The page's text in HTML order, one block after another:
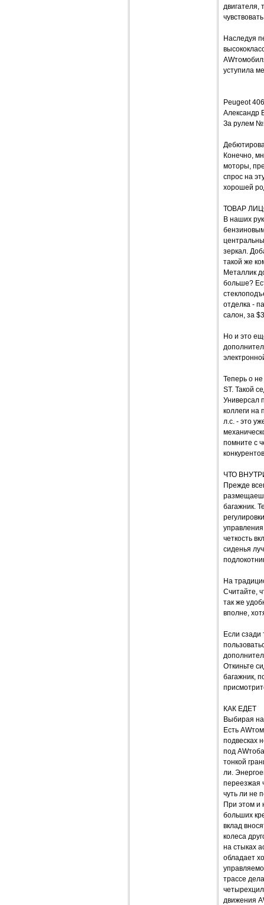
двигателя,
Наследуя
уступила
Peugeot
Александр
За рулем
Конечно,
моторы,
спрос на
хорошей
ТОВАР
В наших
зеркал.
такой же
Металлик
больше?
отделка -
салон, за
Но и это
Теперь о
ST. Такой
Универсал
коллеги на
л.с. - это
помните с
ЧТО
Прежде
багажник.
четкость
сиденья
На
Считайте,
так же
вполне,
Если сзади
Откиньте
багажник,
КАК ЕДЕТ
Выбирая
Есть
подвесках
под
тонкой
ли.
переезжая
чуть ли не
При этом и
больших
вклад
колеса
на стыках
обладает
трассе
движения